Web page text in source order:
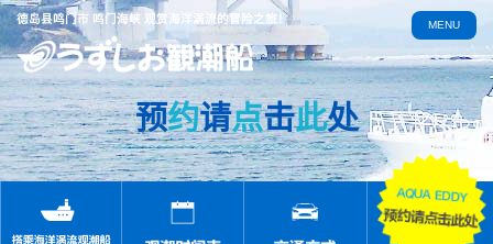
德岛县鸣门市 鸣门海峡 观赏海洋涡流的冒险之旅！ MENU
预约请点击此处